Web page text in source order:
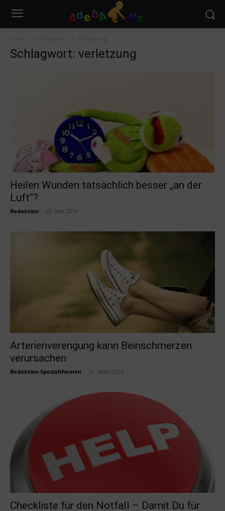
Schlagwort: verletzung
Heilen Wunden tatsächlich besser „an der
Luft“?
Redaktion 20. Mai 2019
Arterienverengung kann Beinschmerzen
verursachen
Redaktion Spezialthemen 31. März 2022
Checkliste für den Notfall – Damit Du für